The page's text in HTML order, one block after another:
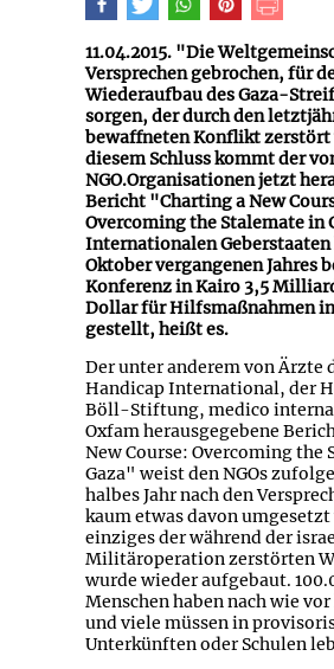
11.04.2015. "Die
Versprechen gebrochen, für
Wiederaufbau des Gaza-
sorgen, der durch den
bewaffneten Konflikt zerstört
diesem Schluss kommt der
NGO.Organisationen jetzt
Bericht "Charting a New
Overcoming the Stalemate in
Internationalen
Oktober vergangenen Jahres
Konferenz in Kairo 3,5
Dollar für Hilfsmaßnahmen
gestellt, heißt es.
Der unter anderem von Ärzte
Handicap International, der
Böll-Stiftung, medico
Oxfam herausgegebene
New Course: Overcoming the
Gaza" weist den NGOs
halbes Jahr nach den
kaum etwas davon
einziges der während der
Militäroperation zerstörten
wurde wieder aufgebaut.
Menschen haben nach wie
und viele müssen in
Unterkünften oder Schulen